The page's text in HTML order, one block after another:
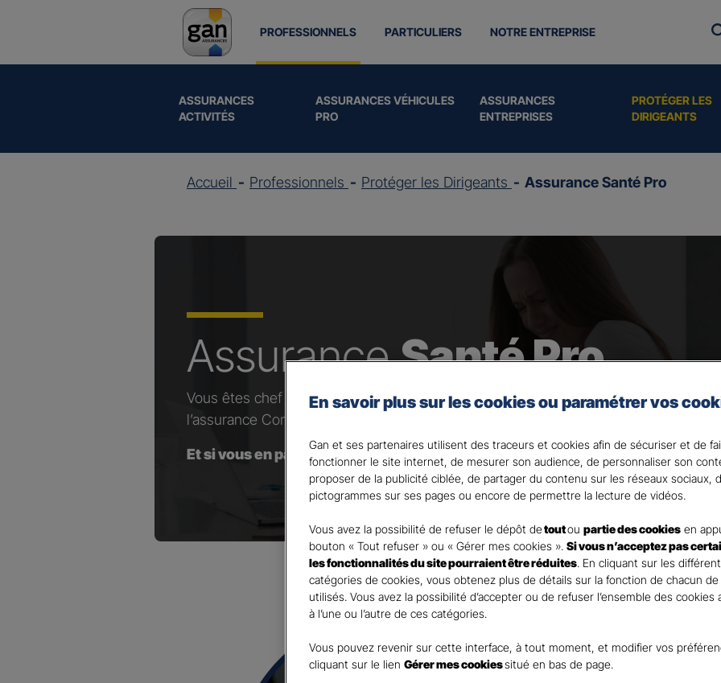
PROFESSIONNELS
ASSURANCES
ACTIVITÉS
ASSURANCES VÉHICULES
PRO
ASSURANCES
ENTREPRISES
PROTÉGER LES
DIRIGEANTS
PARTICULIERS NOTRE ENTREPRISE
Accueil Professionnels Protéger les Dirigeants Assurance Santé Pro
AssuranceSanté Pro
Vous êtes chef d’entreprise, artisan, commerçant, agriculteur ou vous exercez
l’assurance Complémentaire Santé Gan, nous faisons de votre santé un actif
Et si vous en parliez avec votre Agent général ?
En savoir plus sur les cookies ou paramétrer vos
Gan et ses partenaires utilisent des traceurs et cookies afin de sécuriser et de
fonctionner le site internet, de mesurer son audience, de personnaliser son
proposer de la publicité ciblée, de partager du contenu sur les réseaux sociaux,
pictogrammes sur ses pages ou encore de permettre la lecture de vidéos.
Vous avez la possibilité de refuser le dépôt detoutou partie des cookies en
bouton « Tout refuser » ou « Gérer mes cookies ». Si vous n’acceptez pas
les fonctionnalités du site pourraient être réduites. En cliquant sur les
catégories de cookies, vous obtenez plus de détails sur la fonction de chacun
utilisés. Vous avez la possibilité d’accepter ou de refuser l’ensemble des cookies
à l’une ou l’autre de ces catégories.
Vous pouvez revenir sur cette interface, à tout moment, et modifier vos
cliquant sur le lien Gérer mes cookiessitué en bas de page.